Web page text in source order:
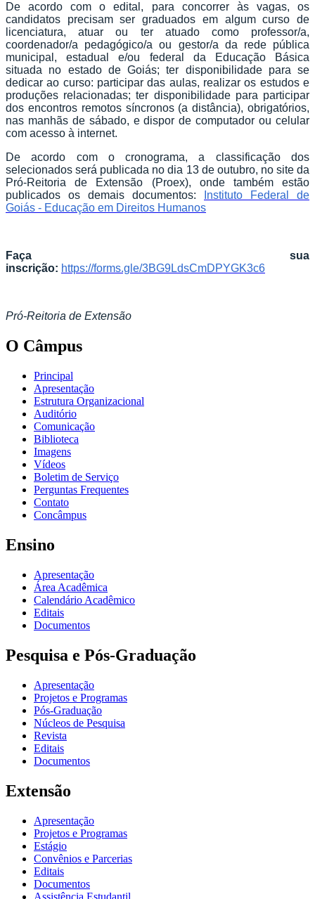
De acordo com o edital, para concorrer às vagas, os
candidatos precisam ser graduados em algum curso de
licenciatura, atuar ou ter atuado como professor/a,
coordenador/a pedagógico/a ou gestor/a da rede pública
municipal, estadual e/ou federal da Educação Básica
situada no estado de Goiás; ter disponibilidade para se
dedicar ao curso: participar das aulas, realizar os estudos e
produções relacionadas; ter disponibilidade para participar
dos encontros remotos síncronos (a distância), obrigatórios,
nas manhãs de sábado, e dispor de computador ou celular
com acesso à internet.
De acordo com o cronograma, a classificação dos
selecionados será publicada no dia 13 de outubro, no site da
Pró-Reitoria de Extensão (Proex), onde também estão
publicados os demais documentos:
Instituto Federal de
Goiás - Educação em Direitos Humanos
Faça sua
inscrição: https://forms.gle/3BG9LdsCmDPYGK3c6
Pró-Reitoria de Extensão
O Câmpus
Principal
Apresentação
Estrutura Organizacional
Auditório
Comunicação
Biblioteca
Imagens
Vídeos
Boletim de Serviço
Perguntas Frequentes
Contato
Concâmpus
Ensino
Apresentação
Área Acadêmica
Calendário Acadêmico
Editais
Documentos
Pesquisa e Pós-Graduação
Apresentação
Projetos e Programas
Pós-Graduação
Núcleos de Pesquisa
Revista
Editais
Documentos
Extensão
Apresentação
Projetos e Programas
Estágio
Convênios e Parcerias
Editais
Documentos
Assistência Estudantil